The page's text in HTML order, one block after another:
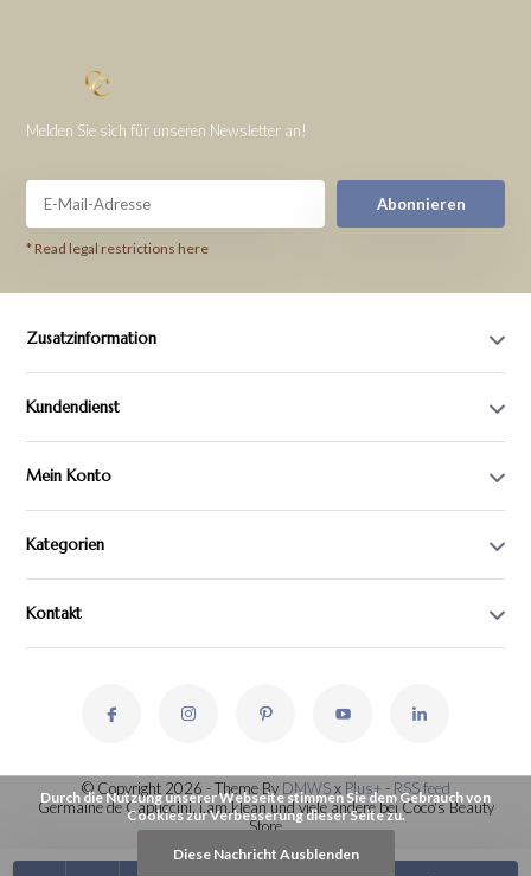
Melden Sie sich für unseren Newsletter an!
Abonnieren
* Read legal restrictions here
Zusatzinformation
Kundendienst
Mein Konto
Kategorien
Kontakt
© Copyright 2026 - Theme By DMWSx Plus+- RSS feed
Germaine de Capuccini, i.am.klean und viele andere bei Coco's Beauty
Store
Durch die Nutzung unserer Webseite stimmen Sie dem Gebrauch von
Cookies zur Verbesserung dieser Seite zu.
Diese Nachricht Ausblenden